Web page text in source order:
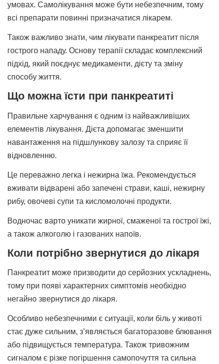
умовах. Самолікування може бути небезпечним, тому
всі препарати повинні призначатися лікарем.
Також важливо знати, чим лікувати панкреатит після
гострого нападу. Основу терапії складає комплексний
підхід, який поєднує медикаменти, дієту та зміну
способу життя.
Що можна їсти при панкреатиті
Правильне харчування є одним із найважливіших
елементів лікування. Дієта допомагає зменшити
навантаження на підшлункову залозу та сприяє її
відновленню.
Це переважно легка і нежирна їжа. Рекомендується
вживати відварені або запечені страви, каші, нежирну
рибу, овочеві супи та кисломолочні продукти.
Водночас варто уникати жирної, смаженої та гострої їжі,
а також алкоголю і газованих напоїв.
Коли потрібно звернутися до лікаря
Панкреатит може призводити до серйозних ускладнень,
тому при появі характерних симптомів необхідно
негайно звернутися до лікаря.
Особливо небезпечними є ситуації, коли біль у животі
стає дуже сильним, з’являється багаторазове блювання
або підвищується температура. Також тривожним
сигналом є різке погіршення самопочуття та сильна